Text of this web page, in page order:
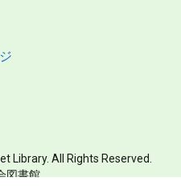
Library. All Rights Reserved.